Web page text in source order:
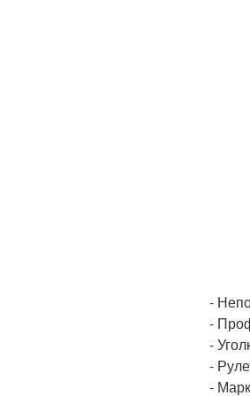
-
-
-
-
-